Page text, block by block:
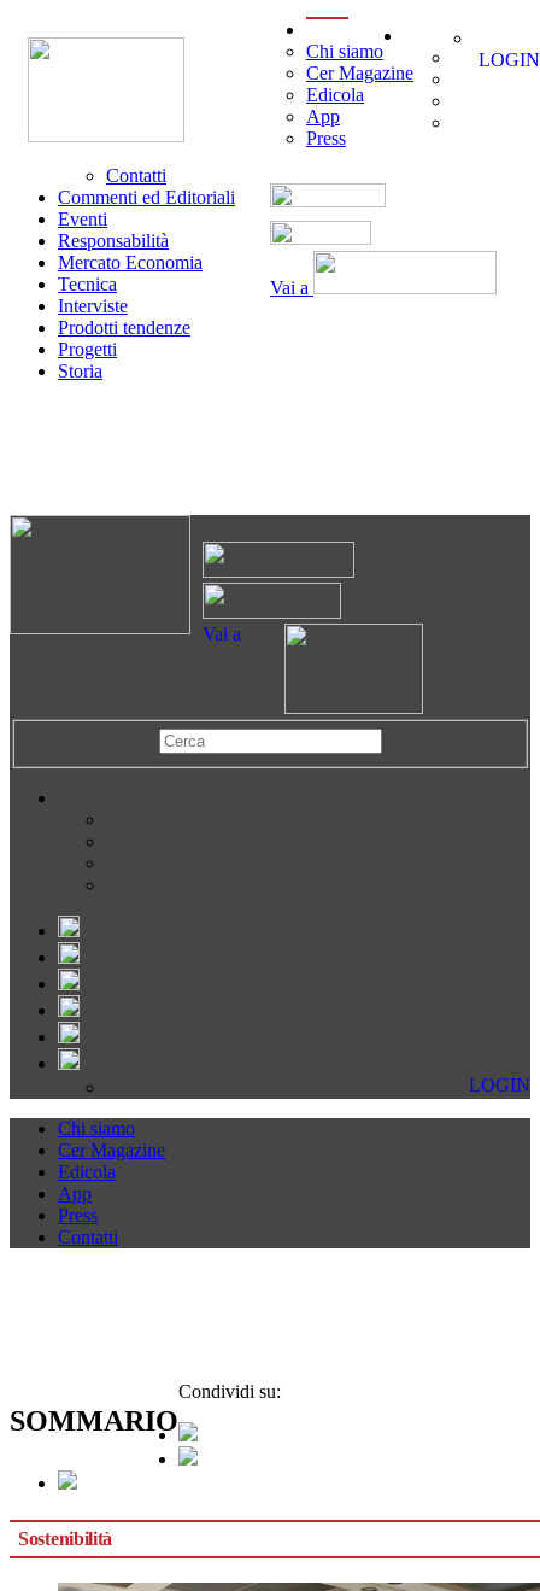
Vai a
Chi siamo
Cer Magazine
Edicola
App
Press
Contatti
Commenti ed Editoriali
Eventi
Responsabilità
Mercato Economia
Tecnica
Interviste
Prodotti tendenze
Progetti
Storia
LOGIN
Vai a
LOGIN
Chi siamo
Cer Magazine
Edicola
App
Press
Contatti
SOMMARIO
Condividi su:
Sostenibilità